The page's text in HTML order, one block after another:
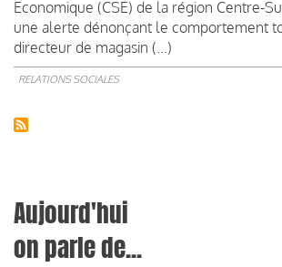
Economique (CSE) de la région Centre-
une alerte dénonçant le comportement
directeur de magasin (...)
RELATIONS SOCIALES
Aujourd'hui
on parle de...